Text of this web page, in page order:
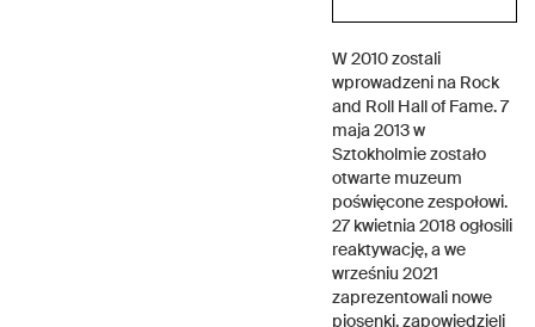
W 2010 zostali
wprowadzeni na Rock
and Roll Hall of Fame. 7
maja 2013 w
Sztokholmie zostało
otwarte muzeum
poświęcone zespołowi.
27 kwietnia 2018 ogłosili
reaktywację, a we
wrześniu 2021
zaprezentowali nowe
piosenki, zapowiedzieli